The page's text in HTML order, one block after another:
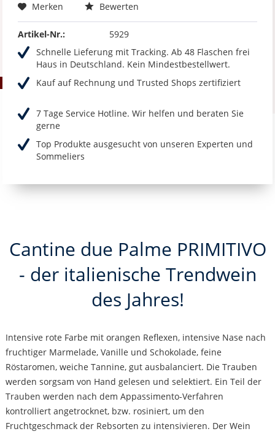
Merken Bewerten
Artikel-Nr.:
5929
Schnelle Lieferung mit Tracking. Ab 48 Flaschen frei
Haus in Deutschland. Kein Mindestbestellwert.
Kauf auf Rechnung und Trusted Shops zertifiziert
7 Tage Service Hotline. Wir helfen und beraten Sie
gerne
Top Produkte ausgesucht von unseren Experten und
Sommeliers
Cantine due Palme PRIMITIVO
- der italienische Trendwein
des Jahres!
Intensive rote Farbe mit orangen Reflexen, intensive Nase nach
fruchtiger Marmelade, Vanille und Schokolade, feine
Röstaromen, weiche Tannine, gut ausbalanciert. Die Trauben
werden sorgsam von Hand gelesen und selektiert. Ein Teil der
Trauben werden nach dem Appassimento-Verfahren
kontrolliert angetrocknet, bzw. rosiniert, um den
Fruchtgeschmack der Rebsorten zu intensivieren. Der Wein